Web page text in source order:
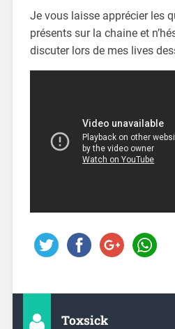
Je vous laisse apprécier les
présents sur la chaine et
discuter lors de mes lives
Toxsick